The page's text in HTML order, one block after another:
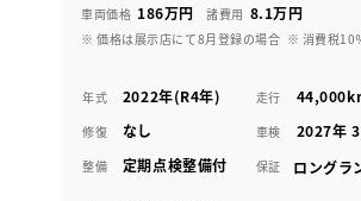
車両価格 186万円 諸費用 8.1万円
※ 価格は展示店にて8月登録の場合 ※ 消費税10
年式 2022年(R4年) 走行
修復 なし 車検 2027年
整備 定期点検整備付 保証 ロングラ